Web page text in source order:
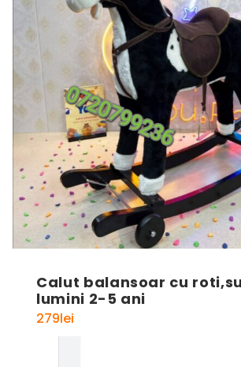
Calut balansoar cu
lumini 2-5 ani
279lei